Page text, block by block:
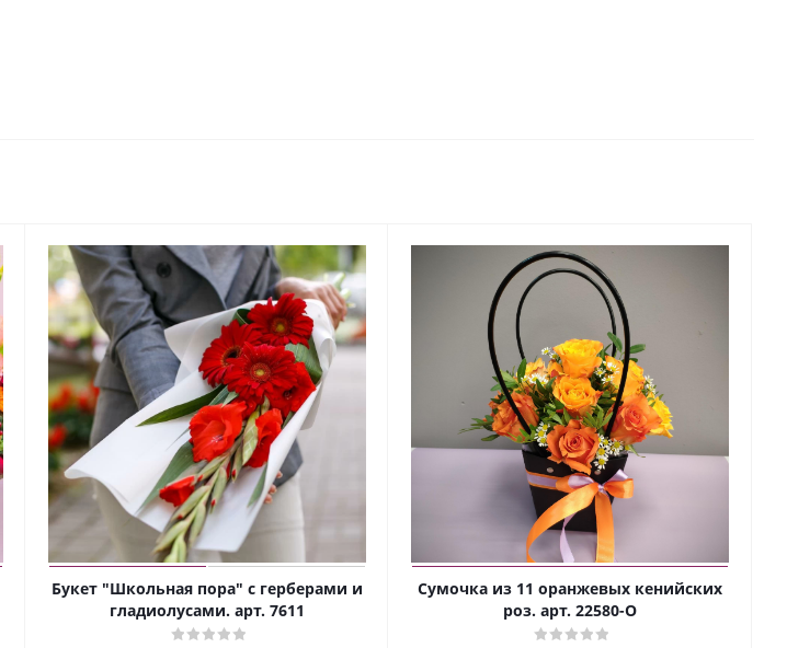
Букет "Школьная пора" с герберами и
гладиолусами. арт. 7611
Сумочка из 11 оранжевых кенийских
роз. арт. 22580-О